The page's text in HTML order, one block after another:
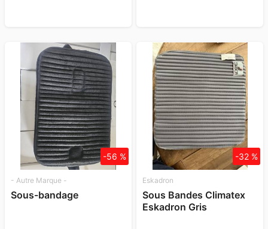
- Autre Marque -
Sous-bandage
-56 %
Eskadron
Sous Bandes Climatex
Eskadron Gris
-32 %